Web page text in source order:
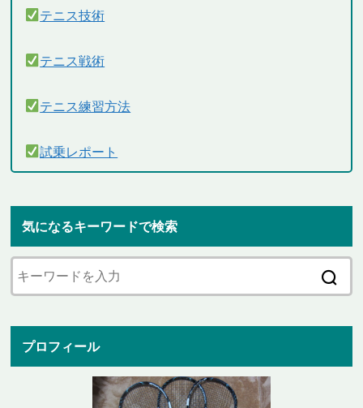
テニス技術
テニス戦術
テニス練習方法
試乗レポート
気になるキーワードで検索
プロフィール